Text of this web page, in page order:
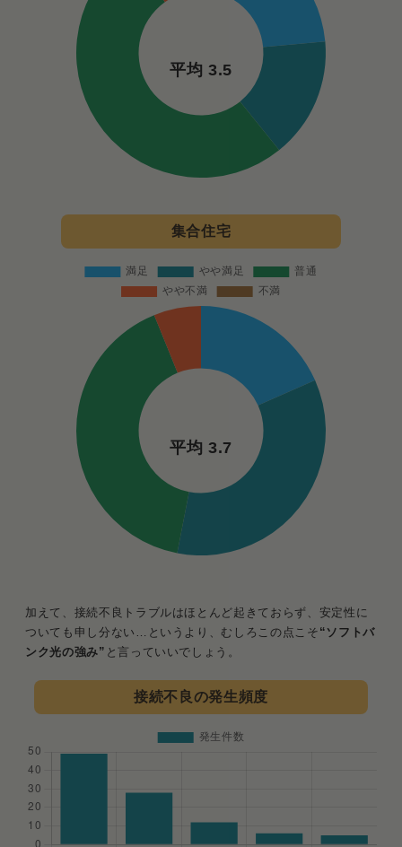
平均 3.5
集合住宅
平均 3.7
加えて、接続不良トラブルはほとんど起きておらず、安定性に
ついても申し分ない…というより、むしろこの点こそ “ソフトバ
ンク光の強み” と言っていいでしょう。
接続不良の発生頻度